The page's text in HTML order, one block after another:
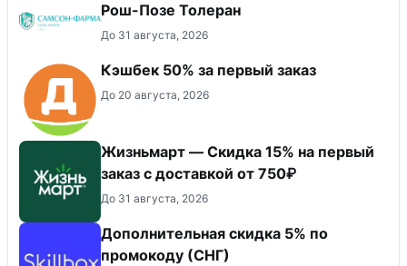
Рош-Позе Толеран
До 31 августа, 2026
Кэшбек 50% за первый заказ
До 20 августа, 2026
Жизньмарт — Скидка 15% на первый
заказ с доставкой от 750₽
До 31 августа, 2026
Дополнительная скидка 5% по
промокоду (СНГ)